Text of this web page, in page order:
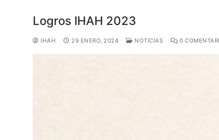
Logros IHAH 2023
IHAH 29 ENERO, 2024 NOTICIAS 0